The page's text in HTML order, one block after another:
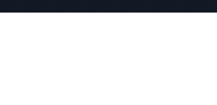
Jupiler League